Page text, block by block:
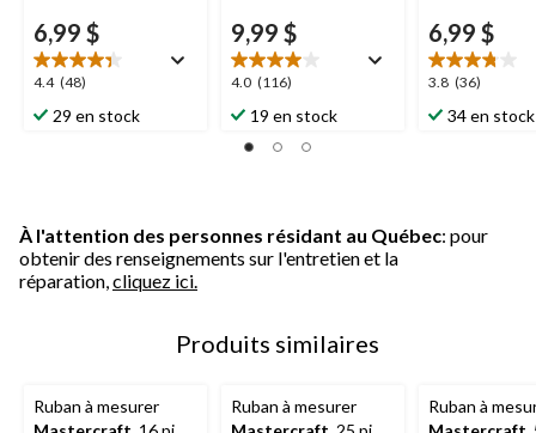
6,99 $
4.4 (48)
4.4
étoile(s)
sur
29 en stock
9,99 $
4.0 (116)
4.0
étoile(s)
sur
5.
19 en stock
6,99 $
3.8 (36)
3.8
étoile(s)
sur
34 en stock
À l'attention des personnes résidant au Québec: pour
obtenir des renseignements sur l'entretien et la
réparation, cliquez ici.
Produits similaires
Ruban à mesurer
Ruban à mesurer
Ruban à